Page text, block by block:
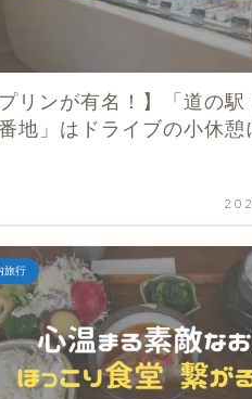
プリンが有名！】「道の
地」はドライブの小休憩
旅行